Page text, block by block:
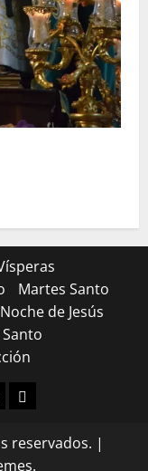
Martes Santo
Noche de Jesús
Dribbble
reservados. |